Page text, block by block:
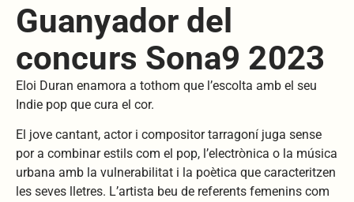
Guanyador del
concurs Sona9 2023
Eloi Duran enamora a tothom que l’escolta amb el seu
Indie pop que cura el cor.
El jove cantant, actor i compositor tarragoní juga sense
por a combinar estils com el pop, l’electrònica o la música
urbana amb la vulnerabilitat i la poètica que caracteritzen
les seves lletres. L’artista beu de referents femenins com